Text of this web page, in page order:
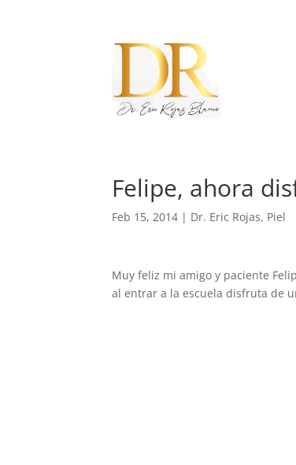
Felipe, ahora
Feb 15, 2014| Dr. Eric Rojas, Piel
Muy feliz mi amigo y paciente
al entrar a la escuela disfruta de